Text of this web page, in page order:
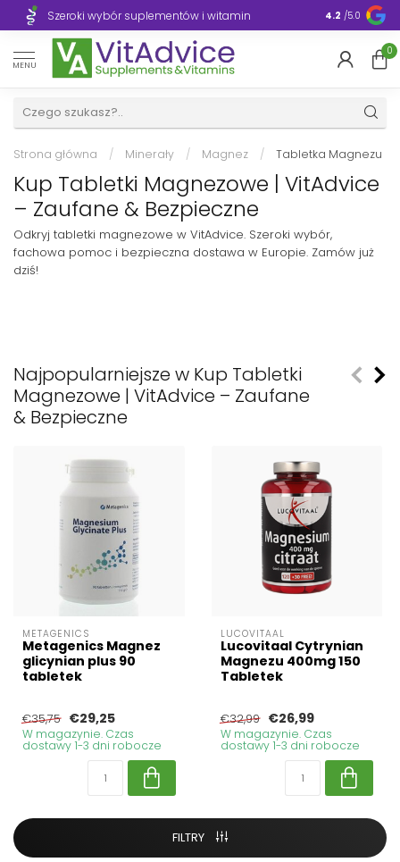
Szeroki wybór suplementów i witamin 4.2 /5.0
MENU
0
Strona główna / Minerały / Magnez / Tabletka Magnezu
Kup Tabletki Magnezowe | VitAdvice
– Zaufane & Bezpieczne
Odkryj tabletki magnezowe w VitAdvice. Szeroki wybór,
fachowa pomoc i bezpieczna dostawa w Europie. Zamów już
dziś!
Najpopularniejsze w Kup Tabletki
Magnezowe | VitAdvice – Zaufane
& Bezpieczne
METAGENICS
Metagenics Magnez
glicynian plus 90
tabletek
€35,75 €29,25
W magazynie. Czas
dostawy 1-3 dni robocze
LUCOVITAAL
Lucovitaal Cytrynian
Magnezu 400mg 150
Tabletek
€32,99 €26,99
W magazynie. Czas
dostawy 1-3 dni robocze
FILTRY